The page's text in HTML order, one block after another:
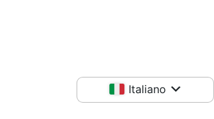
Italiano